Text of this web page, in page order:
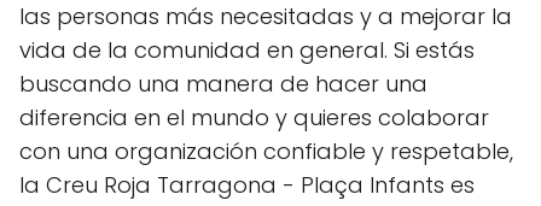
las personas más necesitadas y a mejorar la
vida de la comunidad en general. Si estás
buscando una manera de hacer una
diferencia en el mundo y quieres colaborar
con una organización confiable y respetable,
la Creu Roja Tarragona - Plaça Infants es